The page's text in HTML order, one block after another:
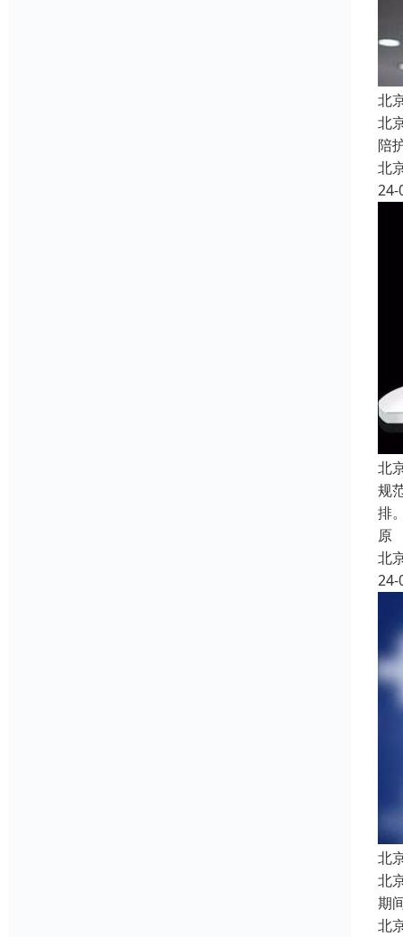
北
北
陪
北
24-
北
规
排
原
北
24-
北
北
期
北